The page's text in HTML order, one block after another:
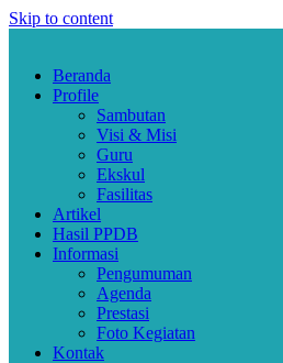
Skip to content
Beranda
Profile
Sambutan
Visi & Misi
Guru
Ekskul
Fasilitas
Artikel
Hasil PPDB
Informasi
Pengumuman
Agenda
Prestasi
Foto Kegiatan
Kontak